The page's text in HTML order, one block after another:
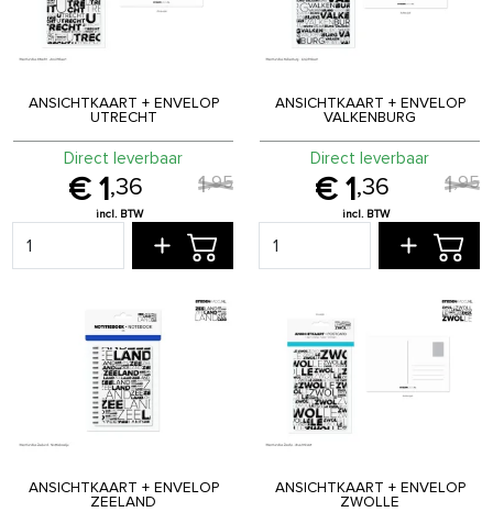
ANSICHTKAART + ENVELOP
UTRECHT
1 ,36 1,95
Direct leverbaar
ANSICHTKAART + ENVELOP
VALKENBURG
1 ,36 1,95
Direct leverbaar
ANSICHTKAART + ENVELOP
ZEELAND
ANSICHTKAART + ENVELOP
ZWOLLE